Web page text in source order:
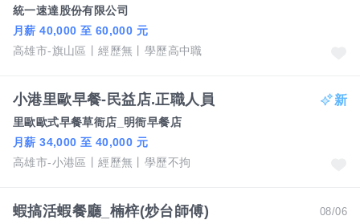
統一速達股份有限公司
月薪 40,000 至 60,000 元
高雄市-旗山區
經歷無 學歷高中職
小港里歐早餐-民益店.正職人員
里歐歐式早餐草衙店_明衙早餐店
月薪 34,000 至 40,000 元
高雄市-小港區
經歷無 學歷不拘
08/06
蝦搞活蝦餐廳_楠梓(炒台師傅)